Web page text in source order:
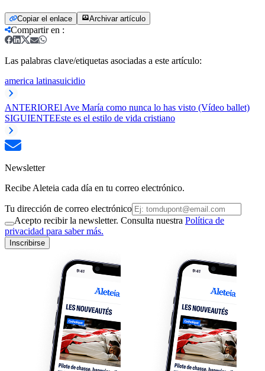
Copiar el enlace Archivar artículo
Compartir en :
Las palabras clave/etiquetas asociadas a este artículo:
america latinasuicidio
ANTERIOREl Ave María como nunca lo has visto (Vídeo ballet)
SIGUIENTEEste es el estilo de vida cristiano
Newsletter
Recibe Aleteia cada día en tu correo electrónico.
Tu dirección de correo electrónico
Acepto recibir la newsletter. Consulta nuestra Política de
privacidad para saber más.
Inscribirse